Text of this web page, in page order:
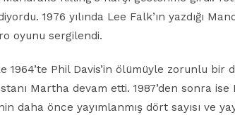
1976 yılında Lee Falk’ın yazdığı
oyunu sergilendi.
1964’te Phil Davis’in ölümüyle zorunlu bir
Martha devam etti. 1987’den sonra
daha önce yayımlanmış dört sayısı ve